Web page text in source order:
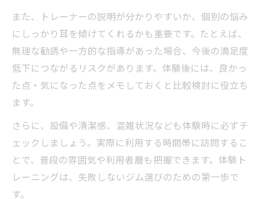
継続しやすいパーソナルジムの条件
パーソナルジム継続の秘訣はサポート体制
予約の取りやすさがパーソナルジム選びの
鍵
モチベーション維持に強いパーソナルジム
活用法
サポートが充実したジム選択のポイント
また、トレーナーの説明が分かりやすいか、個別の悩み
にしっかり耳を傾けてくれるかも重要です。たとえば、
無理な勧誘や一方的な指導があった場合、今後の満足度
低下につながるリスクがあります。体験後には、良かっ
た点・気になった点をメモしておくと比較検討に役立ち
ます。
さらに、設備や清潔感、混雑状況なども体験時に必ずチ
ェックしましょう。実際に利用する時間帯に訪問するこ
とで、普段の雰囲気や利用者層も把握できます。体験ト
レーニングは、失敗しないジム選びのための第一歩で
す。